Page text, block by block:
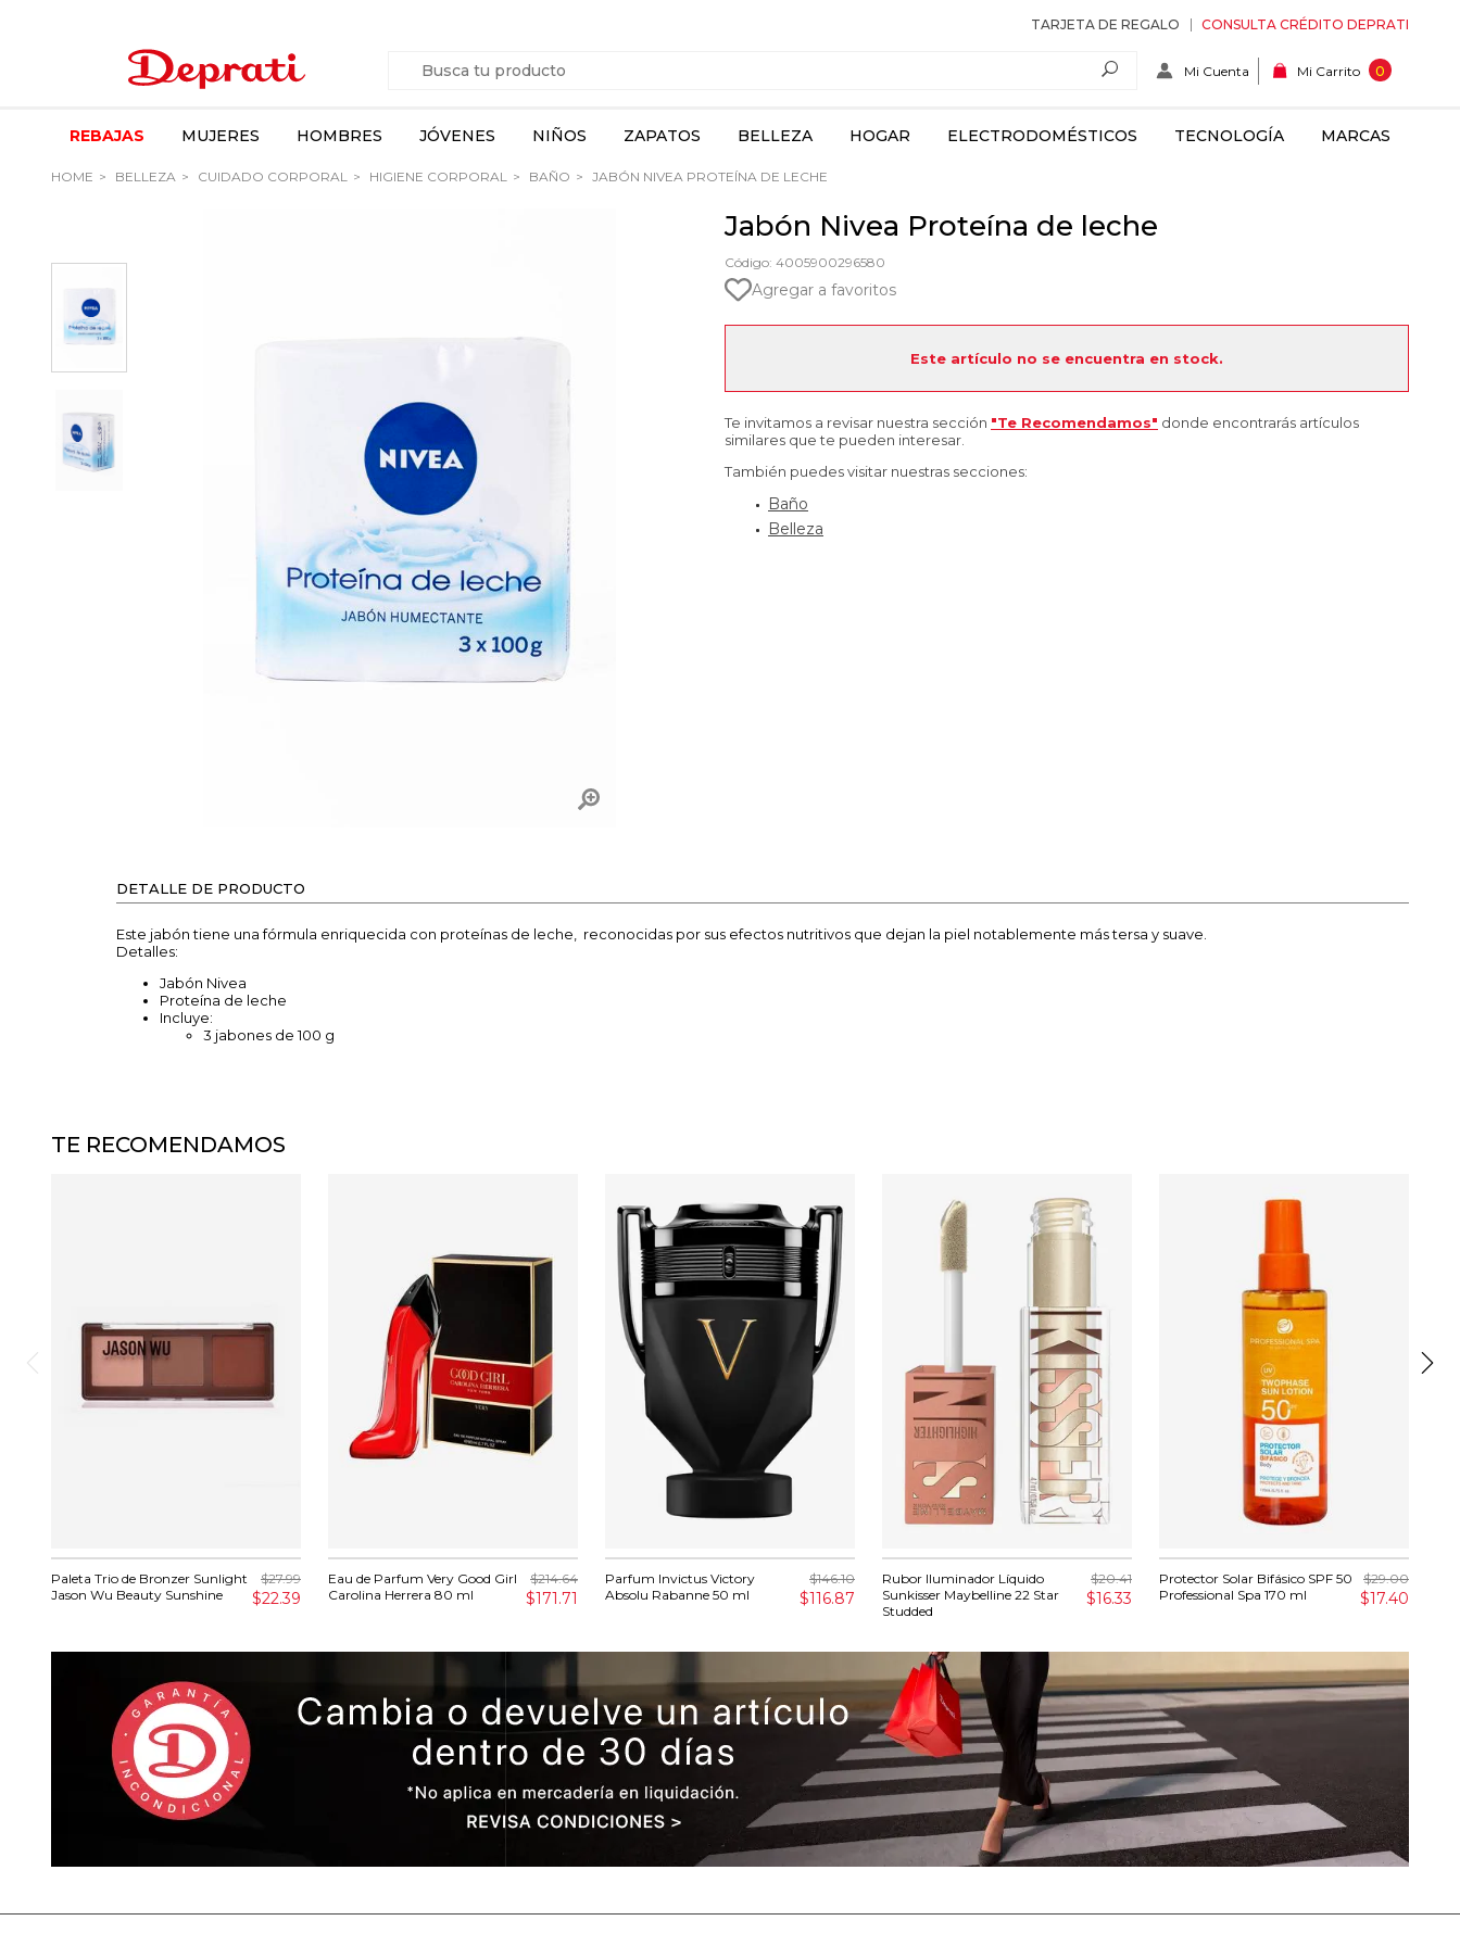
TARJETA DE REGALO CONSULTA CRÉDITO DEPRATI
Mi Cuenta Mi Carrito 0
REBAJAS MUJERES HOMBRES JÓVENES NIÑOS ZAPATOS BELLEZA HOGAR ELECTRODOMÉSTICOS TECNOLOGÍA MARCAS
HOME BELLEZA CUIDADO CORPORAL HIGIENE CORPORAL BAÑO JABÓN NIVEA PROTEÍNA DE LECHE
Jabón Nivea Proteína de leche
Código: 4005900296580
Agregar a favoritos
Este artículo no se encuentra en stock.
Te invitamos a revisar nuestra sección "Te Recomendamos" donde encontrarás artículos
similares que te pueden interesar.
También puedes visitar nuestras secciones:
Baño
Belleza
DETALLE DE PRODUCTO
Este jabón tiene una fórmula enriquecida con proteínas de leche, reconocidas por sus efectos nutritivos que dejan la piel notablemente más tersa y suave.
Detalles:
Jabón Nivea
Proteína de leche
Incluye:
3 jabones de 100 g
TE RECOMENDAMOS
Paleta Trio de Bronzer Sunlight
Jason Wu Beauty Sunshine
$27.99
$22.39
Eau de Parfum Very Good Girl
Carolina Herrera 80 ml
$214.64
$171.71
Parfum Invictus Victory
Absolu Rabanne 50 ml
$146.10
$116.87
Rubor Iluminador Líquido
Sunkisser Maybelline 22 Star
Studded
$20.41
$16.33
Protector Solar Bifásico SPF 50
Professional Spa 170 ml
$29.00
$17.40